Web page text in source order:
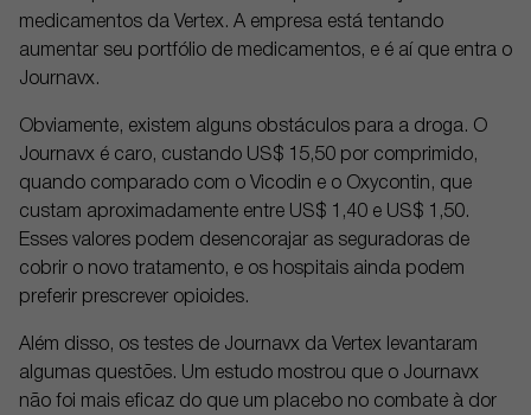
medicamentos da Vertex. A empresa está tentando
aumentar seu portfólio de medicamentos, e é aí que entra o
Journavx.
Obviamente, existem alguns obstáculos para a droga. O
Journavx é caro, custando US$ 15,50 por comprimido,
quando comparado com o Vicodin e o Oxycontin, que
custam aproximadamente entre US$ 1,40 e US$ 1,50.
Esses valores podem desencorajar as seguradoras de
cobrir o novo tratamento, e os hospitais ainda podem
preferir prescrever opioides.
Além disso, os testes de Journavx da Vertex levantaram
algumas questões. Um estudo mostrou que o Journavx
não foi mais eficaz do que um placebo no combate à dor